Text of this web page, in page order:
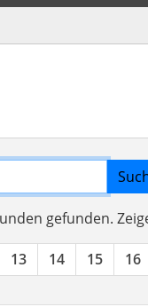
gefunden.
13 14 15 16